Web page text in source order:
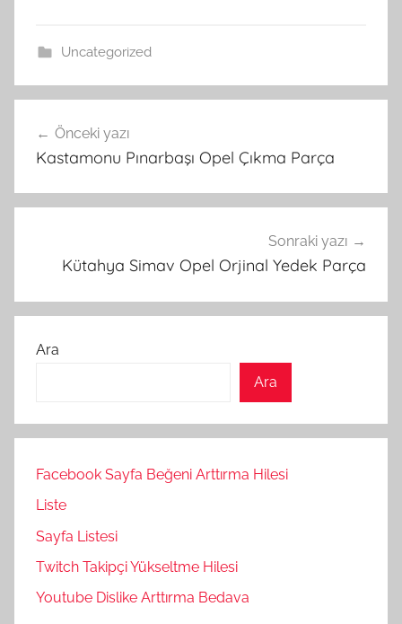
Uncategorized
gezinmesi
Önceki yazı
Kastamonu Pınarbaşı Opel Çıkma Parça
Sonraki yazı
Kütahya Simav Opel Orjinal Yedek Parça
Ara
Ara
Facebook Sayfa Beğeni Arttırma Hilesi
Liste
Sayfa Listesi
Twitch Takipçi Yükseltme Hilesi
Youtube Dislike Arttırma Bedava